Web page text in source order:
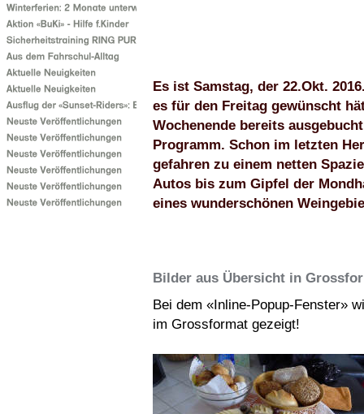
Es ist Samstag, der 22.Okt.
es für den Freitag gewünscht
Wochenende bereits
Programm. Schon im letzten
gefahren zu einem netten
Autos bis zum Gipfel der
eines wunderschönen
Bilder aus Übersicht in
Bei dem «Inline-Popup-Fenster»
im Grossformat gezeigt!